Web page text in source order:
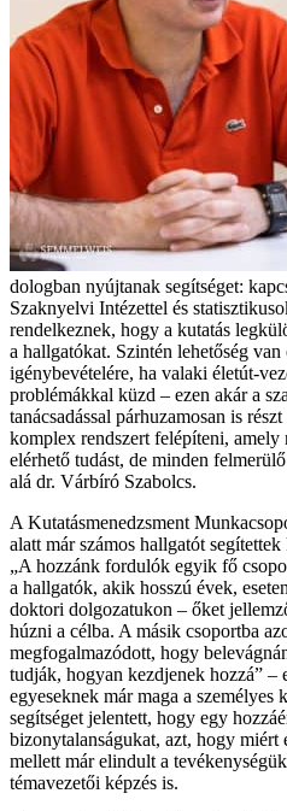
dologban nyújtanak segítséget:
Szaknyelvi Intézettel és
rendelkeznek, hogy a kutatás
a hallgatókat. Szintén lehetőség
igénybevételére, ha valaki életút-
problémákkal küzd – ezen akár a
tanácsadással párhuzamosan is
komplex rendszert felépíteni, amely
elérhető tudást, de minden
alá dr. Várbíró Szabolcs.
A Kutatásmenedzsment
alatt már számos hallgatót
„A hozzánk fordulók egyik fő
a hallgatók, akik hosszú évek,
doktori dolgozatukon – őket
húzni a célba. A másik csoportba
megfogalmazódott, hogy
tudják, hogyan kezdjenek hozzá”
egyeseknek már maga a
segítséget jelentett, hogy egy
bizonytalanságukat, azt, hogy miért
mellett már elindult a
témavezetői képzés is.